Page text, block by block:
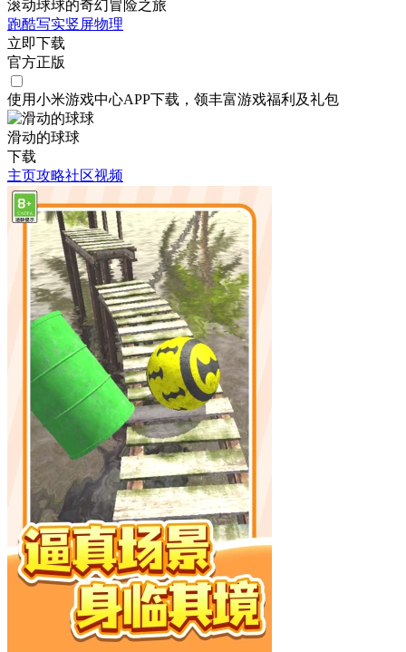
滚动球球的奇幻冒险之旅
跑酷写实竖屏物理
立即下载
官方正版
使用小米游戏中心APP下载 ，领丰富游戏福利 及礼包
滑动的球球
下载
主页攻略社区视频